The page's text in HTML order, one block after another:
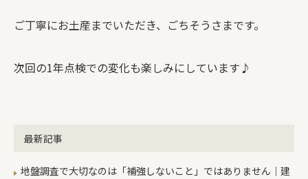
ご丁寧にお土産までいただき、ごちそうさまです。
次回の1年点検での変化も楽しみにしています♪
最新記事
地盤調査で大切なのは「補強しないこと」ではありません｜建